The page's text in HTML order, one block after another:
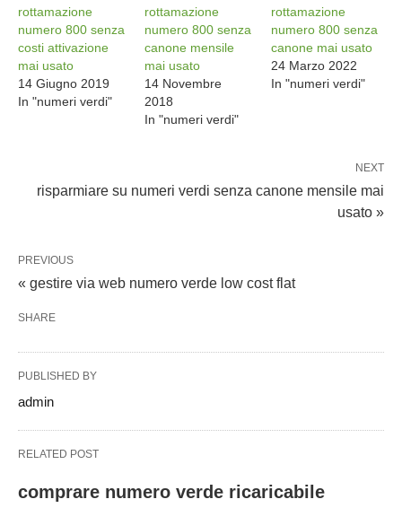
rottamazione
numero 800 senza
costi attivazione
mai usato
14 Giugno 2019
In "numeri verdi"
rottamazione
numero 800 senza
canone mensile
mai usato
14 Novembre
2018
In "numeri verdi"
rottamazione
numero 800 senza
canone mai usato
24 Marzo 2022
In "numeri verdi"
NEXT
risparmiare su numeri verdi senza canone mensile mai
usato »
PREVIOUS
« gestire via web numero verde low cost flat
SHARE
PUBLISHED BY
admin
RELATED POST
comprare numero verde ricaricabile